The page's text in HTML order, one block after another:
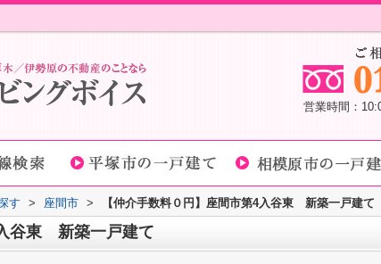
営業時間：
す > 座間市 > 【仲介手数料０円】座間市第4入谷東 新築一戸建て
谷東 新築一戸建て